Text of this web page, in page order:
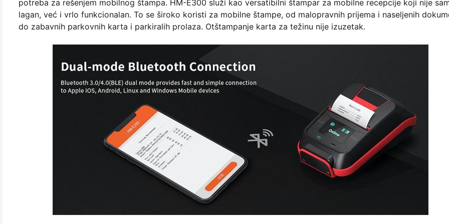
potreba za rešenjem mobilnog štampa. HM-E300 služi kao versatibilni štampar za mobilne recepcije koji nije
lagan, već i vrlo funkcionalan. To se široko koristi za mobilne štampe, od malopravnih prijema i naseljenih
do zabavnih parkovnih karta i parkiralih prolaza. Otštampanje karta za težinu nije izuzetak.